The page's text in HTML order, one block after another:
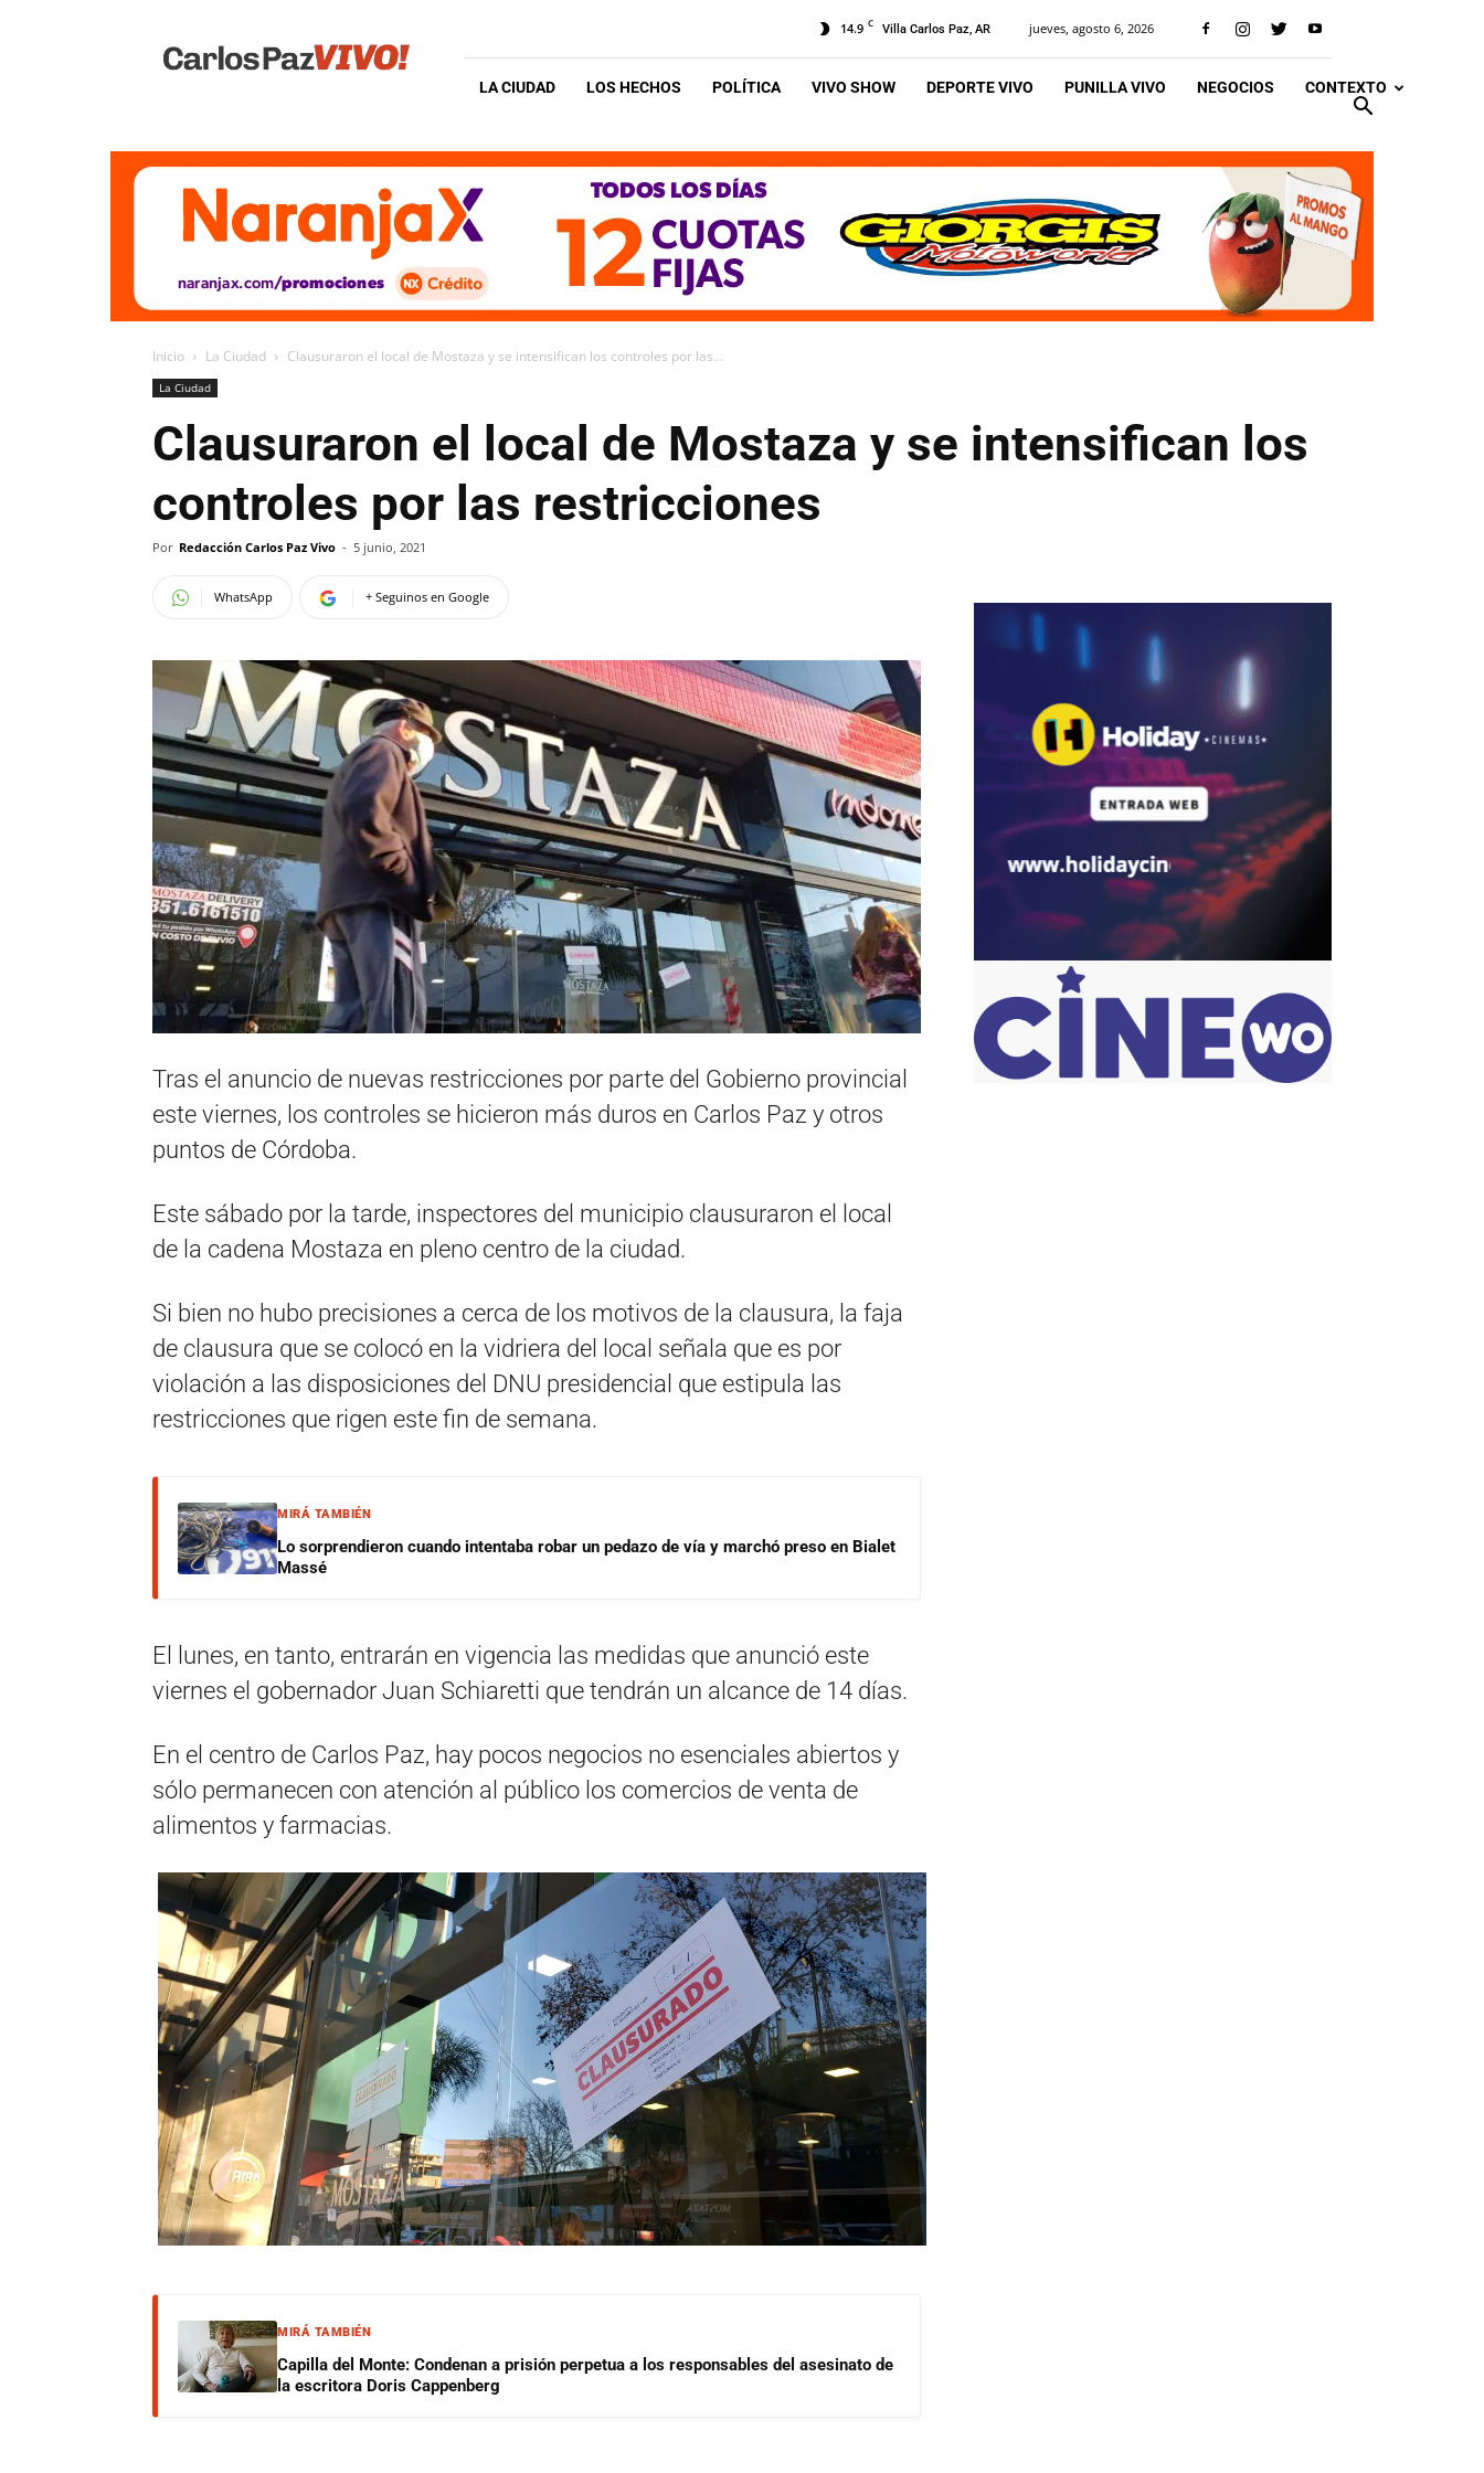
Vivo
14.9 C Villa Carlos Paz, AR jueves, agosto 6, 2026
LA CIUDAD LOS HECHOS POLÍTICA VIVO SHOW DEPORTE VIVO PUNILLA VIVO NEGOCIOS CONTEXTO
Inicio La Ciudad Clausuraron el local de Mostaza y se intensifican los controles por las...
La Ciudad
Clausuraron el local de Mostaza y se intensifican los
controles por las restricciones
Por Redacción Carlos Paz Vivo - 5 junio, 2021
WhatsApp + Seguinos en Google
Tras el anuncio de nuevas restricciones por parte del Gobierno provincial
este viernes, los controles se hicieron más duros en Carlos Paz y otros
puntos de Córdoba.
Este sábado por la tarde, inspectores del municipio clausuraron el local
de la cadena Mostaza en pleno centro de la ciudad.
Si bien no hubo precisiones a cerca de los motivos de la clausura, la faja
de clausura que se colocó en la vidriera del local señala que es por
violación a las disposiciones del DNU presidencial que estipula las
restricciones que rigen este fin de semana.
MIRÁ TAMBIÉN
Lo sorprendieron cuando intentaba robar un pedazo de vía y marchó preso en Bialet
Massé
El lunes, en tanto, entrarán en vigencia las medidas que anunció este
viernes el gobernador Juan Schiaretti que tendrán un alcance de 14 días.
En el centro de Carlos Paz, hay pocos negocios no esenciales abiertos y
sólo permanecen con atención al público los comercios de venta de
alimentos y farmacias.
MIRÁ TAMBIÉN
Capilla del Monte: Condenan a prisión perpetua a los responsables del asesinato de
la escritora Doris Cappenberg